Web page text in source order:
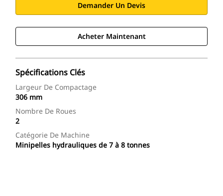
Demander Un Devis
Acheter Maintenant
Spécifications Clés
Largeur De Compactage
306 mm
Nombre De Roues
2
Catégorie De Machine
Minipelles hydrauliques de 7 à 8 tonnes